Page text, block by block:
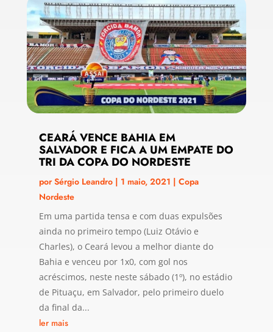
CEARÁ VENCE BAHIA EM
SALVADOR E FICA A UM EMPATE DO
TRI DA COPA DO NORDESTE
porSérgio Leandro| 1 maio, 2021 | Copa
Nordeste
Em uma partida tensa e com duas expulsões
ainda no primeiro tempo (Luiz Otávio e
Charles), o Ceará levou a melhor diante do
Bahia e venceu por 1x0, com gol nos
acréscimos, neste neste sábado (1º), no estádio
de Pituaçu, em Salvador, pelo primeiro duelo
da final da...
ler mais